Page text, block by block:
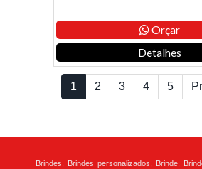
Orçar
Detalhes
1 2 3 4 5
Brindes, Brindes personalizados, Brinde,